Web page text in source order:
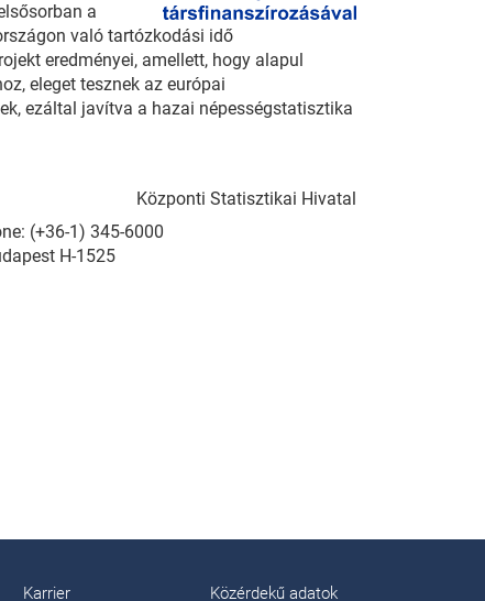
a
való tartózkodási idő
eredményei, amellett, hogy alapul
eleget tesznek az európai
ezáltal javítva a hazai népességstatisztika
Központi Statisztikai Hivatal
(+36-1) 345-6000
H-1525
Karrier Közérdekű adatok